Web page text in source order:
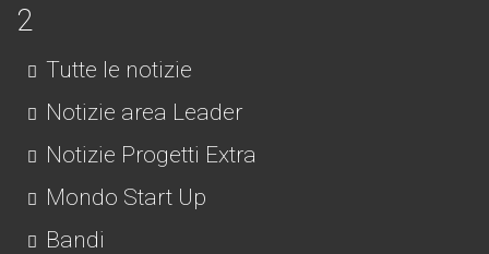
Tutte le notizie
Notizie area Leader
Notizie Progetti Extra
Mondo Start Up
Bandi